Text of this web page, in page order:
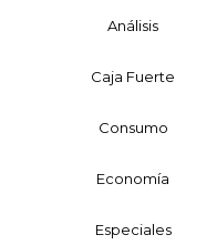
Análisis
Caja Fuerte
Consumo
Economía
Especiales